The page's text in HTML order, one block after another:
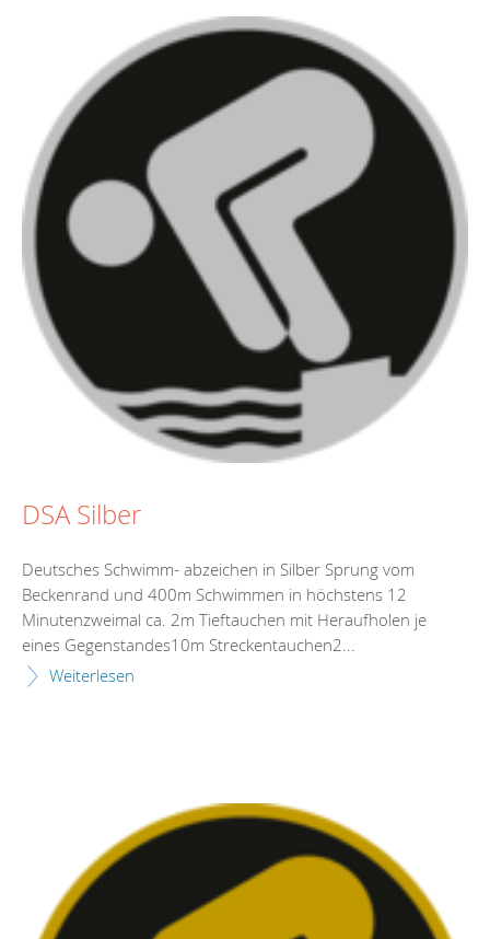
DSA Silber
Deutsches Schwimm- abzeichen in Silber Sprung vom
Beckenrand und 400m Schwimmen in höchstens 12
Minutenzweimal ca. 2m Tieftauchen mit Heraufholen je
eines Gegenstandes10m Streckentauchen2...
Weiterlesen